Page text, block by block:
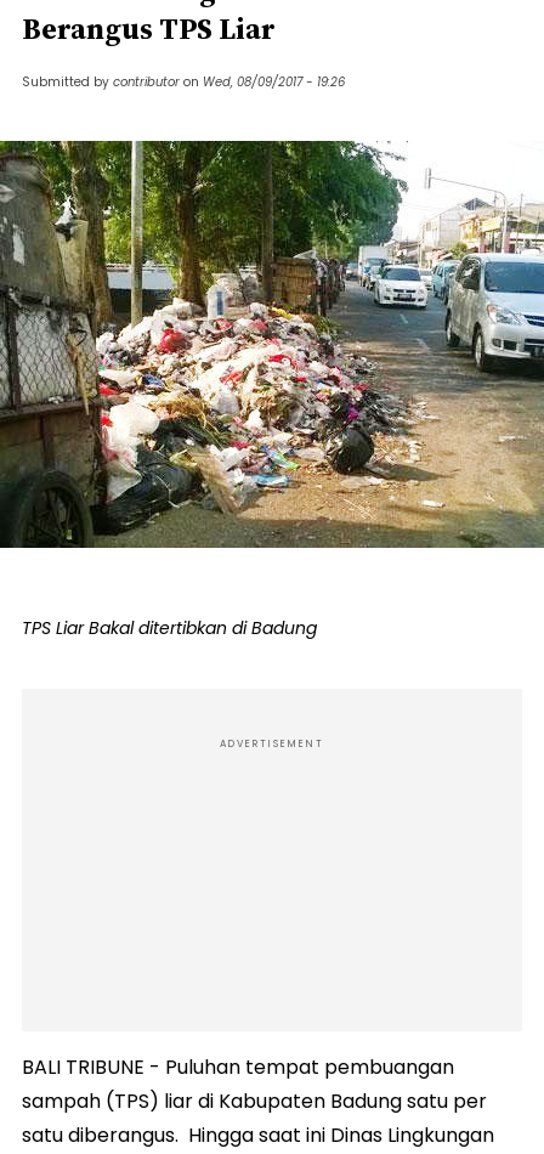
Berangus TPS Liar
Submitted by contributor on Wed, 08/09/2017 - 19:26
TPS Liar Bakal ditertibkan di Badung
ADVERTISEMENT
BALI TRIBUNE - Puluhan tempat pembuangan
sampah (TPS) liar di Kabupaten Badung satu per
satu diberangus. Hingga saat ini Dinas Lingkungan